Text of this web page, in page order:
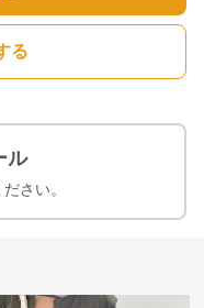
る
ル
さい。